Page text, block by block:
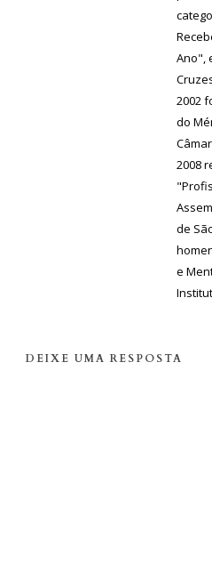
Ano",
2002
do
2008
de
e
DEIXE UMA RESPOSTA